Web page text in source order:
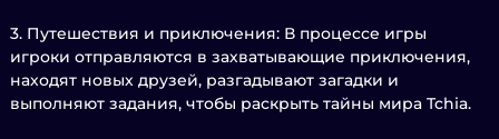
3. Путешествия и приключения: В процессе игры
игроки отправляются в захватывающие приключения,
находят новых друзей, разгадывают загадки и
выполняют задания, чтобы раскрыть тайны мира Tchia.